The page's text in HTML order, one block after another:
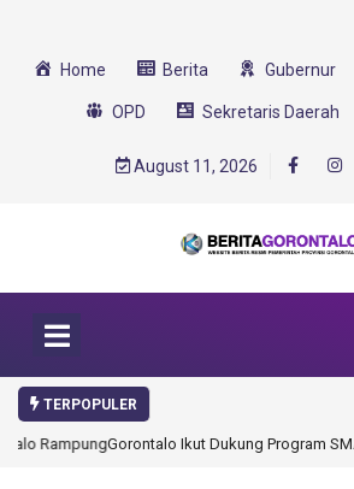
Home Berita Gubernur
OPD Sekretaris Daerah
August 11, 2026
TERPOPULER
Gorontalo Ikut Dukung Program SMA Unggul